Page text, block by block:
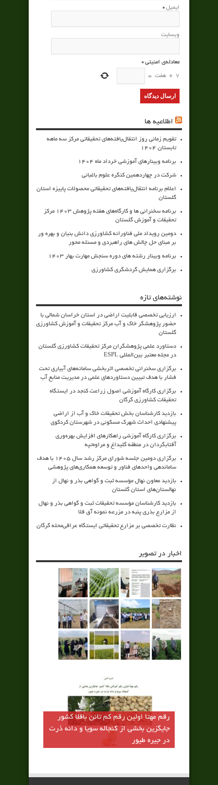
ایمیل *
وبسایت
معادله‌ی امنیتی*
7
+ هفت =
اطلاعیه ها
تقویم زمانی روز انتقال‌یافته‌های تحقیقاتی مرکز سه ماهه
تابستان 1404
برنامه وبینارهای آموزشی خرداد ماه 1404
شرکت در چهاردهمین کنگره علوم باغبانی
اعلام برنامه انتقال‌یافته‌های تحقیقاتی محصولات پاییزه استان
گلستان
برنامه سخنرانی ها و کارگاه‌های هفته پژوهش 1403 مرکز
تحقیقات و آموزش گلستان
دومین رویداد ملی فناورانه کشاورزی دانش بنیان و بهره ور
بر مبنای حل چالش های راهبردی و مسئله محور
برنامه وبینار رشته های دوره سنجش مهارت بهار 1403
برگزاری همایش گردشگری کشاورزی
نوشته‌های تازه
ارزیابی تخصصی قابلیت اراضی در استان خراسان شمالی با
حضور پژوهشگر خاک و آب مرکز تحقیقات و آموزش کشاورزی
گلستان
دستاورد علمی پژوهشگران مرکز تحقیقات کشاورزی گلستان
در مجله معتبر بین‌المللی ESPL
برگزاری سخنرانی تخصصی اثربخشی سامانه‌های آبیاری تحت
فشار با هدف تبیین دستاوردهای علمی در مدیریت منابع آب
برگزاری کارگاه آموزشی اصول زراعت کنجد در ایستگاه
تحقیقات کشاورزی گرگان
بازدید کارشناسان بخش تحقیقات خاک و آب از اراضی
پیشنهادی احداث شهرک مسکونی در شهرستان کردکوی
برگزاری کارگاه آموزشی راهکارهای افزایش بهره‌وری
آفتابگردان در منطقه گلیداغ و مراوه‌تپه
برگزاری دومین جلسه شورای مرکز رشد سال ۱۴۰۵ با هدف
ساماندهی واحدهای فناور و توسعه همکاری‌های پژوهشی
بازدید معاون نهال مؤسسه ثبت و گواهی بذر و نهال از
نهالستان‌های استان گلستان
بازدید کارشناسان مؤسسه تحقیقات ثبت و گواهی بذر و نهال
از مزارع بذری پنبه در مزرعه نمونه آق قلا
نظارت تخصصی بر مزارع تحقیقاتی ایستگاه عراقی‌محله گرگان
اخبار در تصویر
رقم مهتا اولين رقم كم تانن باقلا كشور
جايگزين بخشي از كنجاله سويا و دانه ذرت
در جيره طيور